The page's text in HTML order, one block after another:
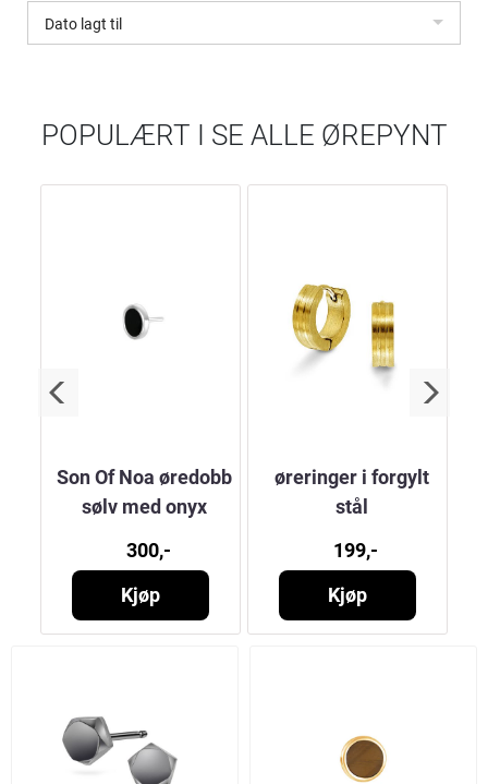
Dato lagt til
POPULÆRT I SE ALLE ØREPYNT
Son Of Noa øredobb
sølv med onyx
300,-
Kjøp
øreringer i forgylt
stål
199,-
Kjøp